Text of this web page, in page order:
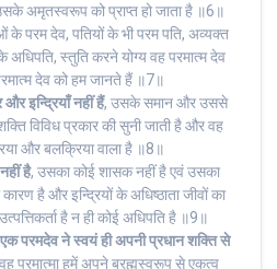
उसके अमृतस्वरूप को प्राप्त हो जाता है ॥6॥
के परम देव, पतियों के भी परम पति, अव्यक्त
अधिपति, स्तुति करने योग्य वह परमात्म देव
देव को हम जानते हैं ॥7॥
इन्द्रियाँ नहीं हैं, उसके समान और उससे
विविध प्रकार की सुनी जाती है और वह
और बलक्रिया वाला है ॥8॥
है, उसका कोई शासक नहीं है एवं उसका
है और इन्द्रियों के अधिष्ठाता जीवों का
है न ही कोई अधिपति है ॥9॥
परमदेव ने स्वयं ही अपनी प्रधान शक्ति से
परमात्मा हमें अपने ब्रह्मस्वरूप से एकत्व